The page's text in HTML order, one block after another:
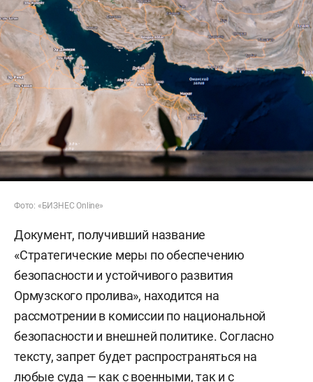
Фото: «БИЗНЕС Online»
Документ, получивший название
«Стратегические меры по обеспечению
безопасности и устойчивого развития
Ормузского пролива», находится на
рассмотрении в комиссии по национальной
безопасности и внешней политике. Согласно
тексту, запрет будет распространяться на
любые суда — как с военными, так и с